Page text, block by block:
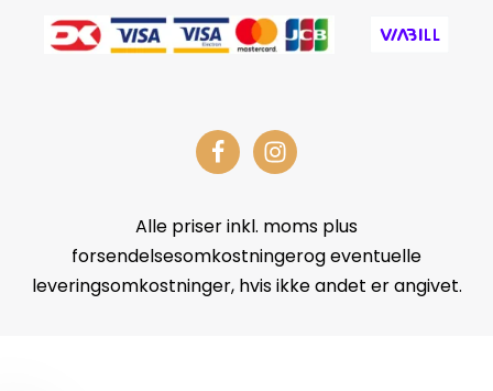
Alle priser inkl. moms plus
forsendelsesomkostningerog eventuelle
leveringsomkostninger, hvis ikke andet er angivet.